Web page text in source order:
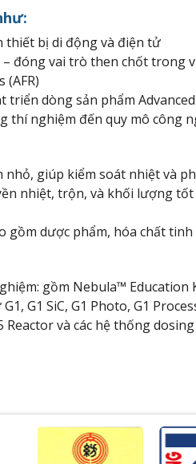
thiết bị di động và điện tử
đóng vai trò then chốt trong
(AFR)
dòng sản phẩm
thí nghiệm đến quy mô công
giúp kiểm soát nhiệt và
nhiệt, trộn, và khối lượng
dược phẩm, hóa chất
gồm Nebula™ Education
G1 SiC, G1 Photo, G1
Reactor và các hệ thống